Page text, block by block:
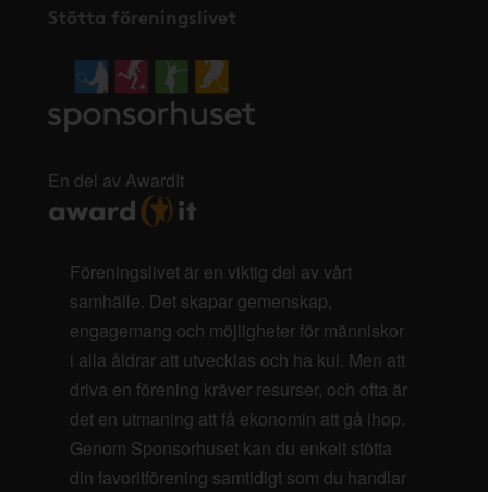
Stötta föreningslivet
En del av AwardIt
Föreningslivet är en viktig del av vårt
samhälle. Det skapar gemenskap,
engagemang och möjligheter för människor
i alla åldrar att utvecklas och ha kul. Men att
driva en förening kräver resurser, och ofta är
det en utmaning att få ekonomin att gå ihop.
Genom Sponsorhuset kan du enkelt stötta
din favoritförening samtidigt som du handlar